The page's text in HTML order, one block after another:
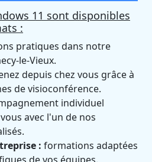
11 sont disponibles
:
pratiques dans notre
le-Vieux.
depuis chez vous grâce à
de visioconférence.
individuel
avec l'un de nos
: formations adaptées